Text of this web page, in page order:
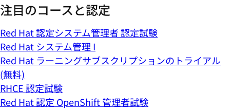
注目のコースと認定
Red Hat 認定システム管理者 認定試験
Red Hat システム管理 I
Red Hat ラーニングサブスクリプションのトライアル
(無料)
RHCE 認定試験
Red Hat 認定 OpenShift 管理者試験